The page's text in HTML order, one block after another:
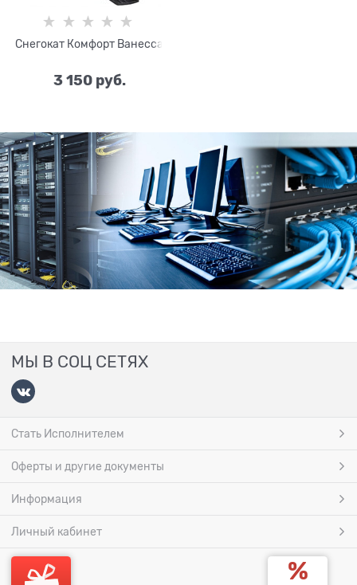
Снегокат Комфорт Ванесса
3 150 руб.
МЫ В СОЦ СЕТЯХ
Стать Исполнителем
Оферты и другие документы
Информация
Личный кабинет